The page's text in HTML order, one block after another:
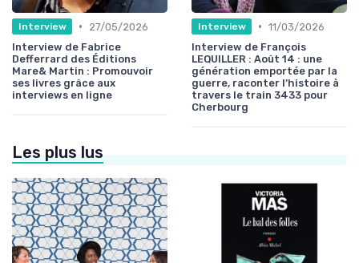
Interview •
27/05/2026
Interview de Fabrice
Defferrard des Éditions
Mare& Martin : Promouvoir
ses livres grâce aux
interviews en ligne
Interview • 11/03/2026
Interview de François
LEQUILLER : Août 14 : une
génération emportée par la
guerre, raconter l’histoire à
travers le train 3433 pour
Cherbourg
Les plus lus